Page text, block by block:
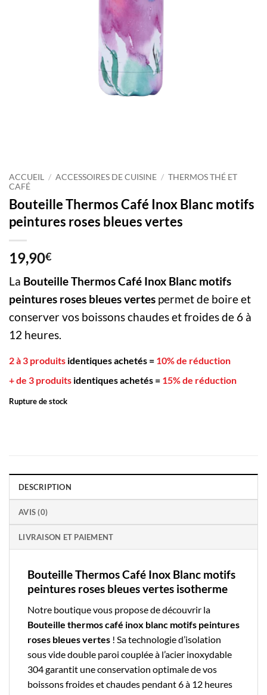
ACCUEIL / ACCESSOIRES DE CUISINE / THERMOS THÉ ET
CAFÉ
Bouteille Thermos Café Inox Blanc motifs
peintures roses bleues vertes
19,90€
La Bouteille Thermos Café Inox Blanc motifs
peintures roses bleues vertes permet de boire et
conserver vos boissons chaudes et froides de 6 à
12 heures.
2 à 3 produits identiques achetés = 10% de réduction
+ de 3 produits identiques achetés = 15% de réduction
Rupture de stock
DESCRIPTION
AVIS (0)
LIVRAISON ET PAIEMENT
Bouteille Thermos Café Inox Blanc motifs
peintures roses bleues vertes isotherme
Notre boutiquevous propose de découvrir la
Bouteille thermos café inox blanc motifs peintures
roses bleues vertes ! Sa technologie d’isolation
sous vide double paroi couplée à l’acier inoxydable
304garantit une conservation optimale de vos
boissons froides et chaudes pendant 6 à 12 heures